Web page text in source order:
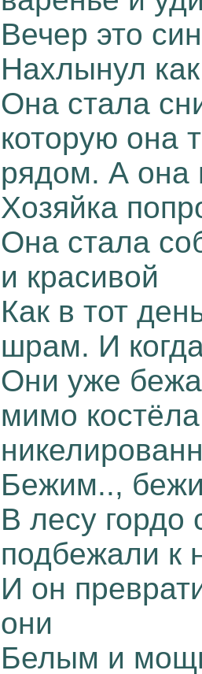
Вечер это
Нахлынул
Она стала
которую она
рядом. А она
Хозяйка
Она стала
и красивой
Как в тот
шрам. И
Они уже
мимо
Бежим..,
В лесу гордо
подбежали к
И он
они
Белым и